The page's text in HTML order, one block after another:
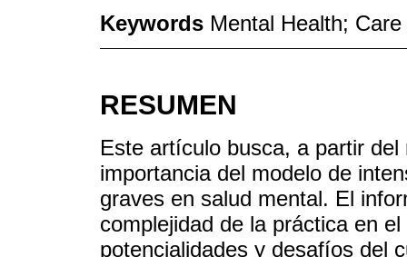
Keywords Mental Health;
RESUMEN
Este artículo busca, a partir
importancia del modelo de
graves en salud mental. El
complejidad de la práctica en
potencialidades y desafíos del